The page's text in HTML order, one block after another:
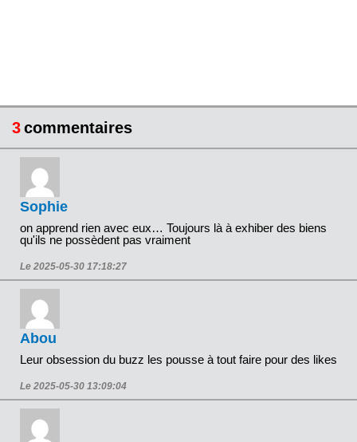
3commentaires
Sophie
on apprend rien avec eux… Toujours là à exhiber des biens
qu'ils ne possèdent pas vraiment
Le 2025-05-30 17:18:27
Abou
Leur obsession du buzz les pousse à tout faire pour des likes
Le 2025-05-30 13:09:04